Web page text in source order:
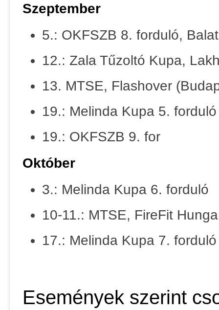
Szeptember
5.: OKFSZB 8. forduló,
12.: Zala Tűzoltó Kupa,
13. MTSE, Flashover
19.: Melinda Kupa 5. forduló
19.: OKFSZB 9. for
Október
3.: Melinda Kupa 6. forduló
10-11.: MTSE, FireFit
17.: Melinda Kupa 7. forduló
Események szerint